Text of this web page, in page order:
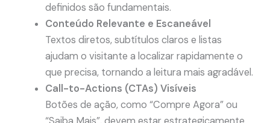
definidos são fundamentais.
Conteúdo Relevante e Escaneável
Textos diretos, subtítulos claros e listas
ajudam o visitante a localizar rapidamente o
que precisa, tornando a leitura mais agradável.
Call-to-Actions (CTAs) Visíveis
Botões de ação, como “Compre Agora” ou